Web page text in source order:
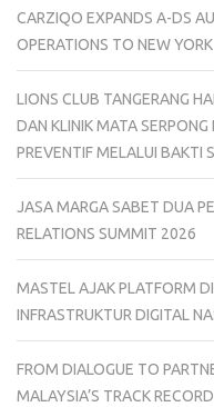
CARZIQO EXPANDS A-DS
OPERATIONS TO NEW YORK
LIONS CLUB TANGERANG
DAN KLINIK MATA SERPONG
PREVENTIF MELALUI BAKTI
JASA MARGA SABET DUA
RELATIONS SUMMIT 2026
MASTEL AJAK PLATFORM
INFRASTRUKTUR DIGITAL
FROM DIALOGUE TO
MALAYSIA’S TRACK